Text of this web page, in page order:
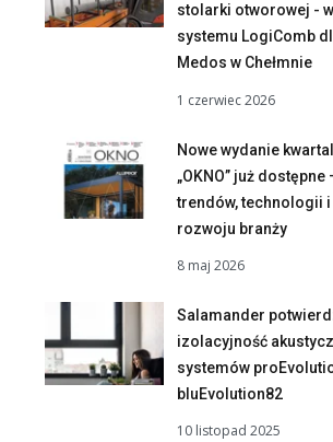
stolarki otworowej -
systemu LogiComb
Medos w Chełmnie
1 czerwiec 2026
Nowe wydanie
„OKNO” już
trendów, technologii
rozwoju branży
8 maj 2026
Salamander
izolacyjność
systemów
bluEvolution82
10 listopad 2025